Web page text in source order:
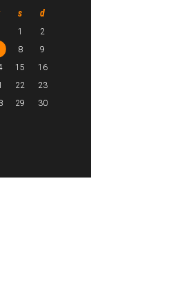
s d
1
2
8
9
15
16
22
23
29
30